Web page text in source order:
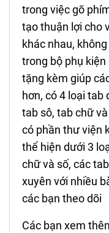
trong việc gõ
tạo thuận lợi cho
khác nhau,
trong bộ phụ
tặng kèm giúp
hơn, có 4 loại tab
tab sô, tab chữ
có phần thư viện
thể hiện dưới 3
chữ và số, các
xuyên với nhiều
các bạn theo dõi
Các bạn xem